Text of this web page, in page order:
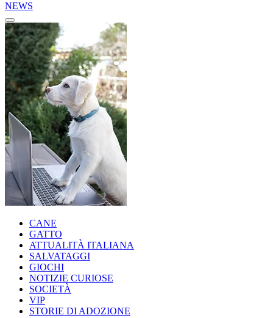
NEWS
CANE
GATTO
ATTUALITÀ ITALIANA
SALVATAGGI
GIOCHI
NOTIZIE CURIOSE
SOCIETÀ
VIP
STORIE DI ADOZIONE